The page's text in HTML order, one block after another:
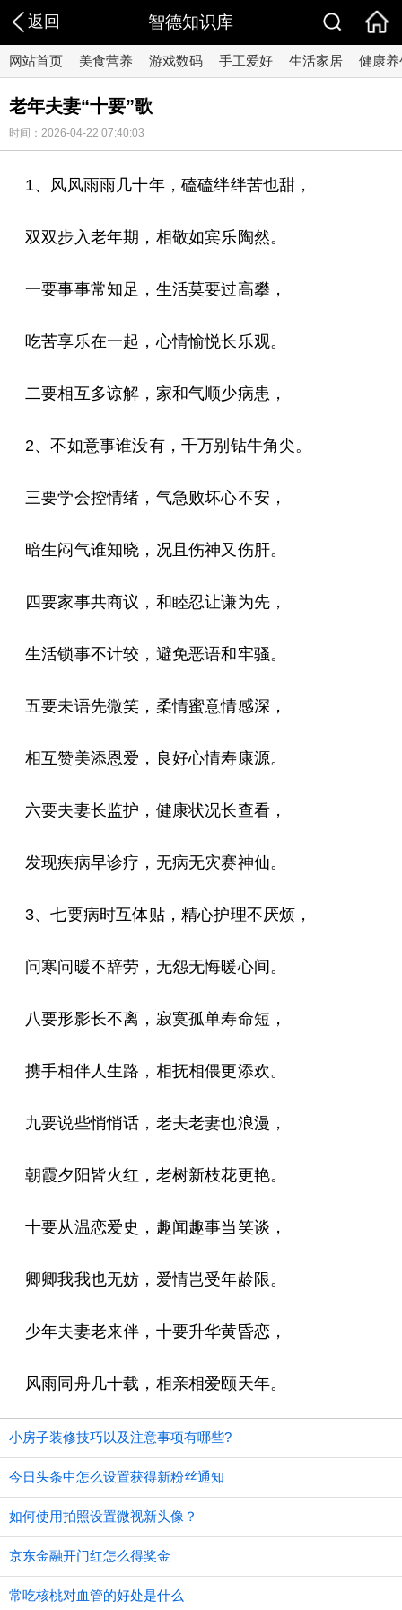
返回 智德知识库
网站首页 美食营养 游戏数码 手工爱好 生活家居 健康养
老年夫妻“十要”歌
时间：2026-04-22 07:40:03
1、风风雨雨几十年，磕磕绊绊苦也甜，
双双步入老年期，相敬如宾乐陶然。
一要事事常知足，生活莫要过高攀，
吃苦享乐在一起，心情愉悦长乐观。
二要相互多谅解，家和气顺少病患，
2、不如意事谁没有，千万别钻牛角尖。
三要学会控情绪，气急败坏心不安，
暗生闷气谁知晓，况且伤神又伤肝。
四要家事共商议，和睦忍让谦为先，
生活锁事不计较，避免恶语和牢骚。
五要未语先微笑，柔情蜜意情感深，
相互赞美添恩爱，良好心情寿康源。
六要夫妻长监护，健康状况长查看，
发现疾病早诊疗，无病无灾赛神仙。
3、七要病时互体贴，精心护理不厌烦，
问寒问暖不辞劳，无怨无悔暖心间。
八要形影长不离，寂寞孤单寿命短，
携手相伴人生路，相抚相偎更添欢。
九要说些悄悄话，老夫老妻也浪漫，
朝霞夕阳皆火红，老树新枝花更艳。
十要从温恋爱史，趣闻趣事当笑谈，
卿卿我我也无妨，爱情岂受年龄限。
少年夫妻老来伴，十要升华黄昏恋，
风雨同舟几十载，相亲相爱颐天年。
小房子装修技巧以及注意事项有哪些?
今日头条中怎么设置获得新粉丝通知
如何使用拍照设置微视新头像？
京东金融开门红怎么得奖金
常吃核桃对血管的好处是什么